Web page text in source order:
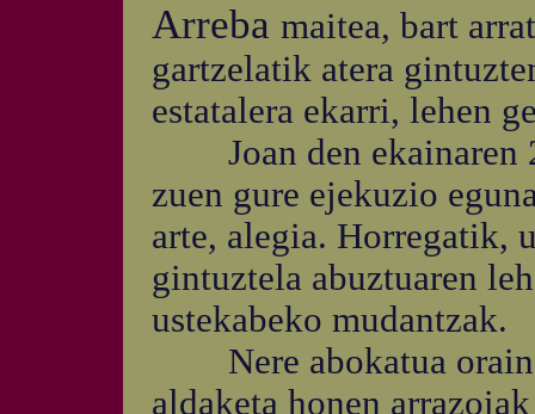
Arreba maitea, bart
gartzelatik atera
estatalera ekarri, lehen
Joan den ekainaren
zuen gure ejekuzio
arte, alegia. Horregatik,
gintuztela abuztuaren
ustekabeko mudantzak.
Nere abokatua
aldaketa honen